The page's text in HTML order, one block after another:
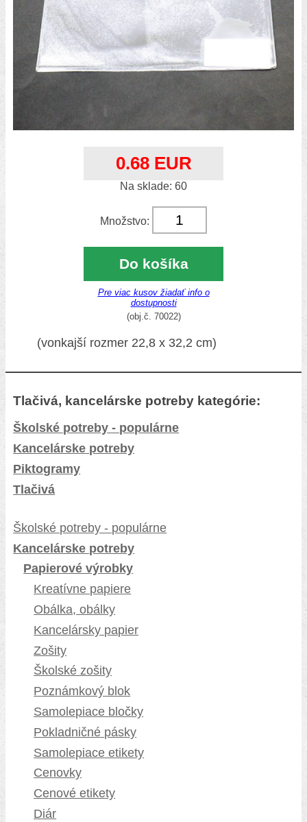
0.68 EUR
Na sklade: 60
Množstvo:
Do košíka
Pre viac kusov žiadať info o
dostupnosti
(obj.č. 70022)
(vonkajší rozmer 22,8 x 32,2 cm)
Tlačivá, kancelárske potreby kategórie:
Školské potreby - populárne
Kancelárske potreby
Piktogramy
Tlačivá
Školské potreby - populárne
Kancelárske potreby
Papierové výrobky
Kreatívne papiere
Obálka, obálky
Kancelársky papier
Zošity
Školské zošity
Poznámkový blok
Samolepiace bločky
Pokladničné pásky
Samolepiace etikety
Cenovky
Cenové etikety
Diár